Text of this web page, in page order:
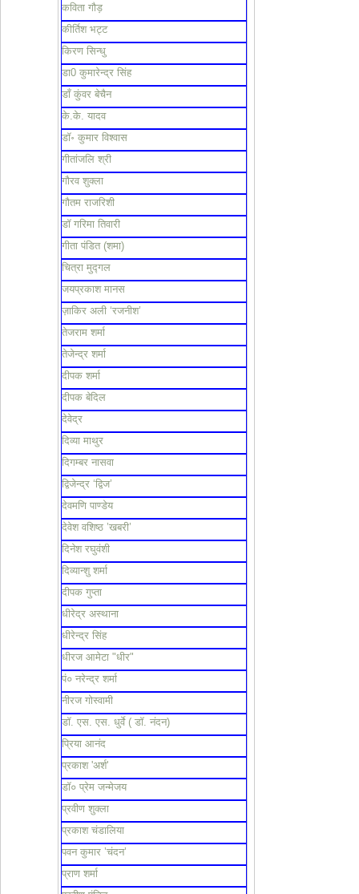
कविता गौड़
कीर्तिश भट्ट
किरण सिन्धु
डा0 कुमारेन्द्र सिंह
डाँ कुंवर बेचैन
के.के. यादव
डॉ॰ कुमार विश्वास
गीतांजलि श्री
गौरव शुक्ला
गौतम राजरिशी
डॉ गरिमा तिवारी
गीता पंडित (शमा)
चित्रा मुद्गल
जयप्रकाश मानस
ज़ाकिर अली ‘रजनीश’
तेजराम शर्मा
तेजेन्द्र शर्मा
दीपक शर्मा
दीपक बेदिल
देवेद्र
दिव्या माथुर
दिगम्बर नासवा
द्विजेन्द्र ‘द्विज’
देवमणि पाण्डेय
देवेश वशिष्ठ ’खबरी’
दिनेश रघुवंशी
दिव्यान्शु शर्मा
दीपक गुप्ता
धीरेद्र अस्थाना
धीरेन्द्र सिंह
धीरज आमेटा "धीर"
पं० नरेन्द्र शर्मा
नीरज गोस्वामी
डॉ. एस. एस. धुर्वे ( डॉ. नंदन)
प्रिया आनंद
प्रकाश 'अर्श'
डॉ० प्रेम जन्मेजय
प्रवीण शुक्ला
प्रकाश चंडालिया
पवन कुमार ’चंदन’
प्राण शर्मा